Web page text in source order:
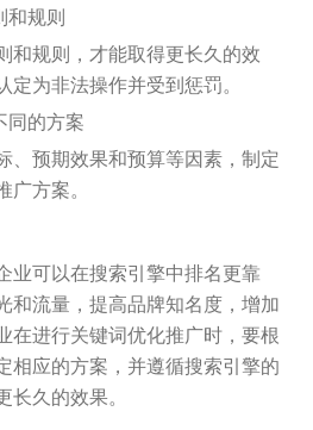
和规则
和规则，才能取得更长久的效
为非法操作并受到惩罚。
同的方案
、预期效果和预算等因素，制定
方案。
业可以在搜索引擎中排名更靠
和流量，提高品牌知名度，增加
在进行关键词优化推广时，要根
相应的方案，并遵循搜索引擎的
久的效果。